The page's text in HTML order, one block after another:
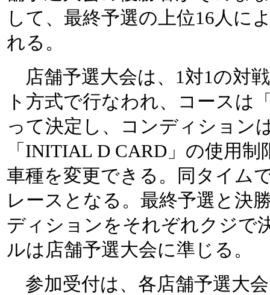
して、最終予選の上位16人に
れる。
店舗予選大会は、1対1の対
ト方式で行なわれ、コースは
って決定し、コンディション
「INITIAL D CARD」の使用
車種を変更できる。同タイム
レースとなる。最終予選と決
ディションをそれぞれクジで
ルは店舗予選大会に準じる。
参加受付は、各店舗予選大